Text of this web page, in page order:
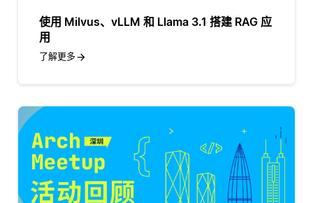
使用 Milvus、vLLM 和 Llama 3.1 搭建 RAG 应
用
了解更多